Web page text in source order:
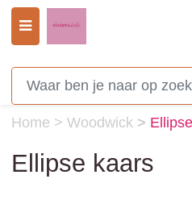
Home > Woodwick > Ellipse
Ellipse kaars